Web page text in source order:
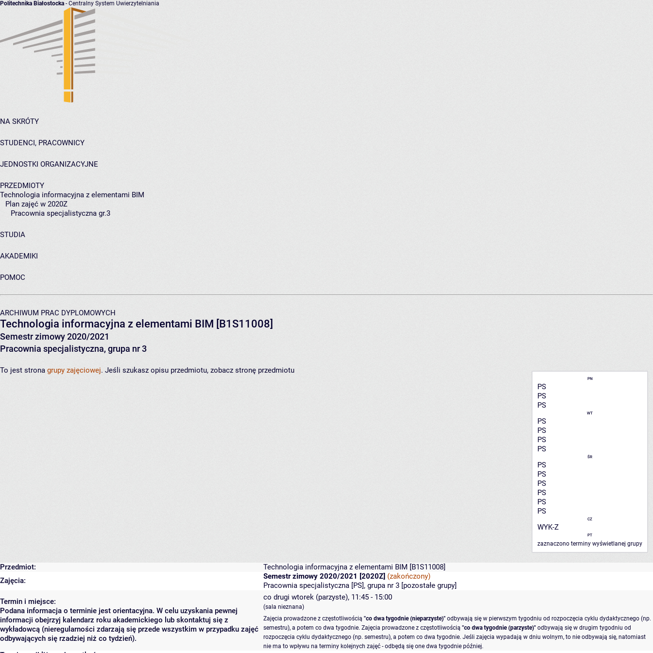
Politechnika Białostocka - Centralny System Uwierzytelniania
NA SKRÓTY
STUDENCI, PRACOWNICY
JEDNOSTKI ORGANIZACYJNE
PRZEDMIOTY
Technologia informacyjna z elementami BIM
Plan zajęć w 2020Z
Pracownia specjalistyczna gr.3
STUDIA
AKADEMIKI
POMOC
ARCHIWUM PRAC DYPLOMOWYCH
Technologia informacyjna z elementami BIM [B1S11008]
Semestr zimowy 2020/2021
Pracownia specjalistyczna, grupa nr 3
PN
PS
PS
PS
WT
PS
PS
PS
PS
ŚR
PS
PS
PS
PS
PS
PS
CZ
WYK-Z
PT
zaznaczono terminy wyświetlanej grupy
To jest strona grupy zajęciowej. Jeśli szukasz opisu przedmiotu, zobacz stronę przedmiotu
Przedmiot: Technologia informacyjna z elementami BIM [B1S11008]
Zajęcia:
Semestr zimowy 2020/2021 [2020Z] (zakończony)
Pracownia specjalistyczna [PS], grupa nr 3 [pozostałe grupy]
Termin i miejsce:
Podana informacja o terminie jest orientacyjna. W celu uzyskania pewnej
informacji obejrzyj kalendarz roku akademickiego lub skontaktuj się z
wykładowcą (nieregularności zdarzają się przede wszystkim w przypadku zajęć
odbywających się rzadziej niż co tydzień).
co drugi wtorek (parzyste), 11:45 - 15:00
(sala nieznana)
Zajęcia prowadzone z częstotliwością "co dwa tygodnie (nieparzyste)" odbywają się w pierwszym tygodniu od rozpoczęcia cyklu dydaktycznego (np.
semestru), a potem co dwa tygodnie. Zajęcia prowadzone z częstotliwością "co dwa tygodnie (parzyste)" odbywają się w drugim tygodniu od
rozpoczęcia cyklu dydaktycznego (np. semestru), a potem co dwa tygodnie. Jeśli zajęcia wypadają w dniu wolnym, to nie odbywają się, natomiast
nie ma to wpływu na terminy kolejnych zajęć - odbędą się one dwa tygodnie później.